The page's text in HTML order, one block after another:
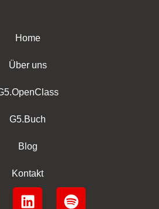
Home
Über uns
G5.Buch
Blog
Kontakt